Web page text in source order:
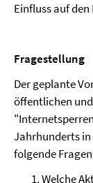
Einfluss auf
Fragestellung
Der geplante
öffentlichen
Jahrhunderts in
folgende
Welche